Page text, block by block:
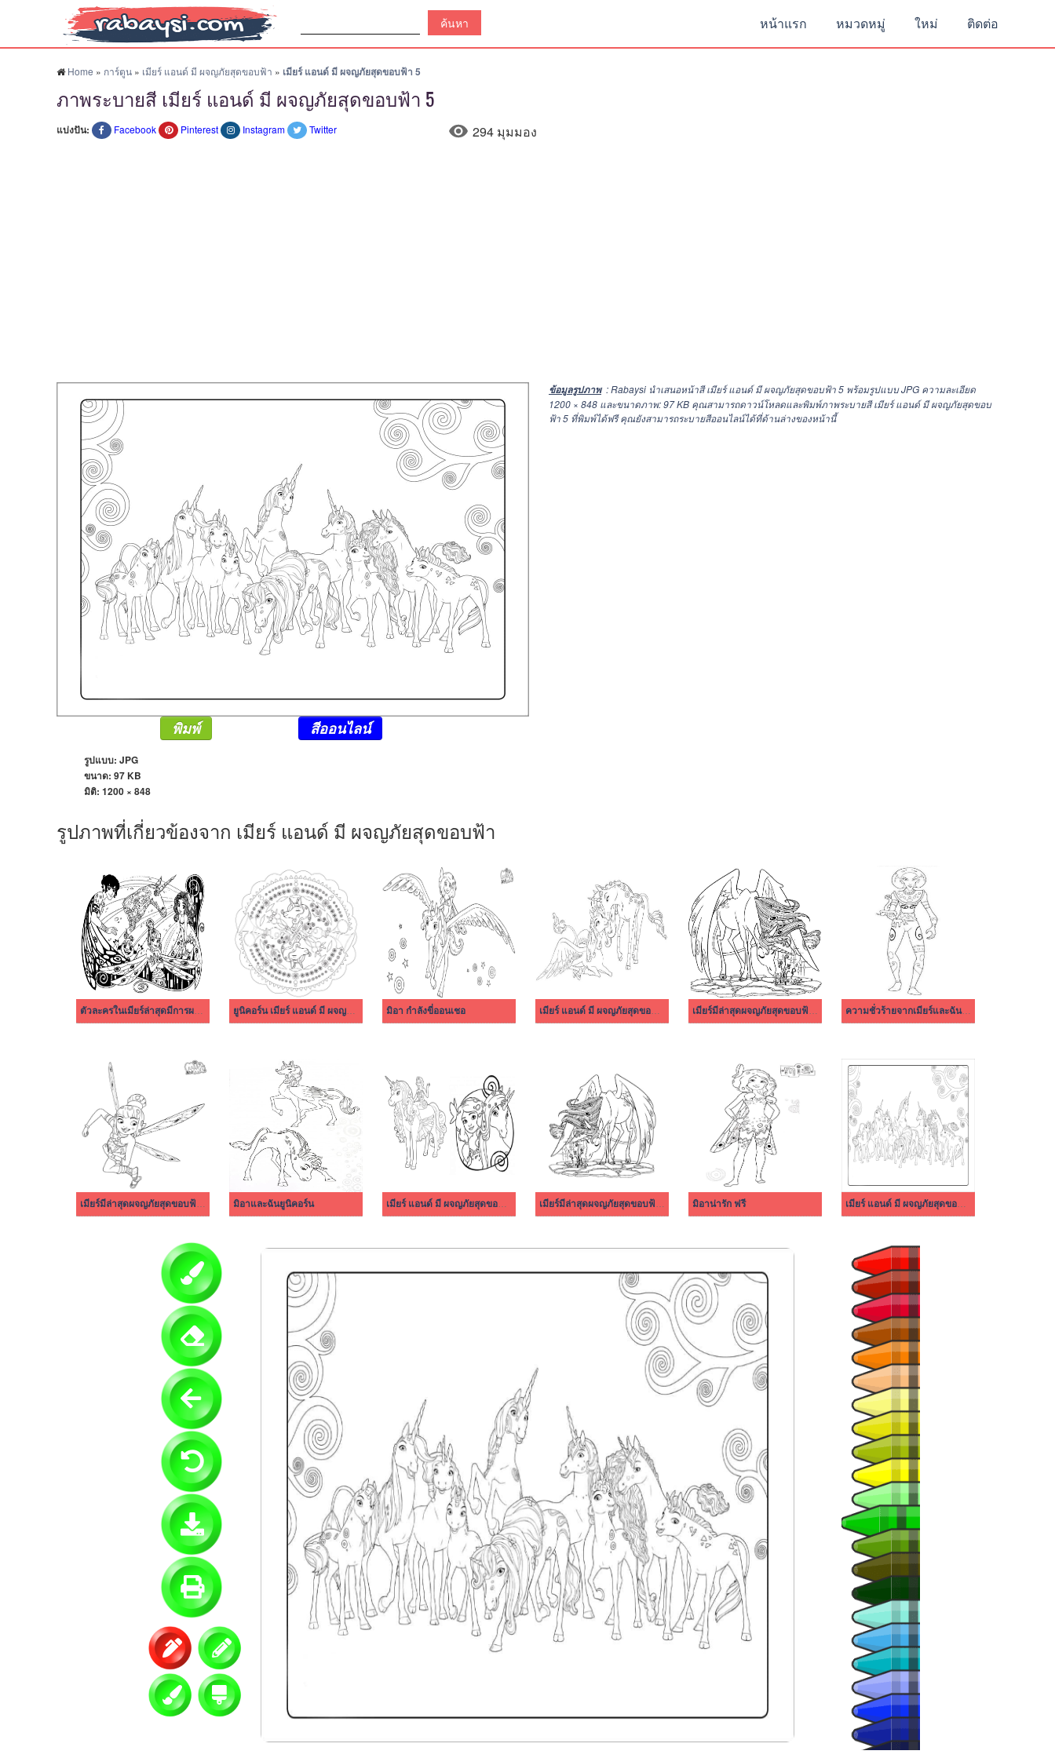
หน้าแรก หมวดหมู่ ใหม่ ติดต่อ
Home » การ์ตูน » เมียร์ แอนด์ มี ผจญภัยสุดขอบฟ้า » เมียร์ แอนด์ มี ผจญภัยสุดขอบฟ้า 5
ภาพระบายสี เมียร์ แอนด์ มี ผจญภัยสุดขอบฟ้า 5
แบ่งปัน: Facebook Pinterest Instagram Twitter 294 มุมมอง
ข้อมูลรูปภาพ : Rabaysi นำเสนอหน้าสี เมียร์ แอนด์ มี ผจญภัยสุดขอบฟ้า 5 พร้อมรูปแบบ JPG ความละเอียด
1200 × 848 และขนาดภาพ: 97 KB คุณสามารถดาวน์โหลดและพิมพ์ภาพระบายสี เมียร์ แอนด์ มี ผจญภัยสุดขอบ
ฟ้า 5 ที่พิมพ์ได้ฟรี คุณยังสามารถระบายสีออนไลน์ได้ที่ด้านล่างของหน้านี้
พิมพ์ สีออนไลน์
รูปแบบ: JPG
ขนาด: 97 KB
มิติ: 1200 × 848
รูปภาพที่เกี่ยวข้องจาก เมียร์ แอนด์ มี ผจญภัยสุดขอบฟ้า
ตัวละครในเมียร์ล่าสุดมีการผจญภัยสุดขอบฟ้า ยูนิคอร์น เมียร์ แอนด์ มี ผจญภัยสุดขอบฟ้า มิอา กำลังขี่ออนเชอ เมียร์ แอนด์ มี ผจญภัยสุดขอบฟ้า 7 เมียร์มีล่าสุดผจญภัยสุดขอบฟ้าฟรี ความชั่วร้ายจากเมียร์และฉัน การผจญภัยสู่ขอบฟ้า
เมียร์มีล่าสุดผจญภัยสุดขอบฟ้า ง่าย ๆ มิอาและฉันยูนิคอร์น เมียร์ แอนด์ มี ผจญภัยสุดขอบฟ้า 1 เมียร์มีล่าสุดผจญภัยสุดขอบฟ้าให้พิมพ์ มิอาน่ารัก ฟรี เมียร์ แอนด์ มี ผจญภัยสุดขอบฟ้า 5